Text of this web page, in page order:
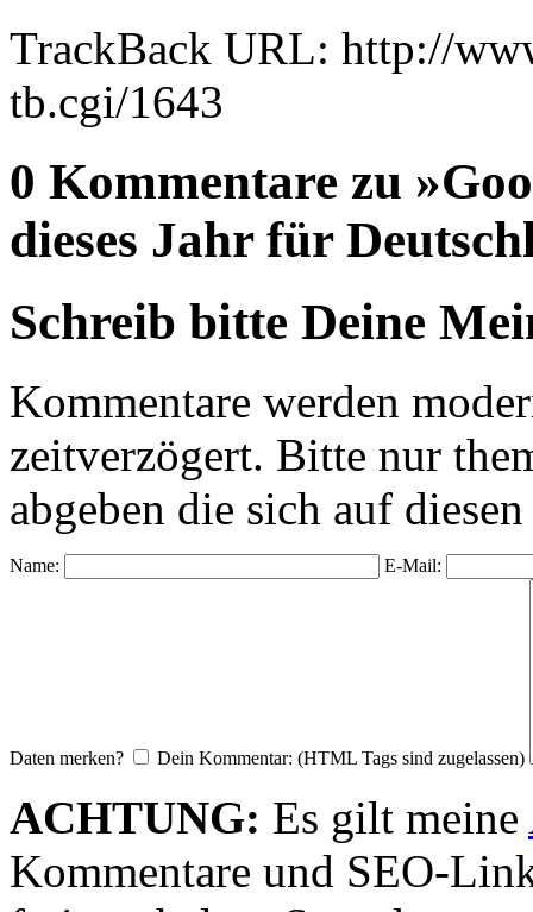
TrackBack URL: http://
tb.cgi/1643
0 Kommentare zu
dieses Jahr für
Schreib bitte Deine
Kommentare werden
zeitverzögert. Bitte nur
abgeben die sich auf
Name: E-Mail:
Daten merken? Dein Kommentar: (HTML Tags sind zugelassen)
ACHTUNG: Es gilt meine
Kommentare und SEO-